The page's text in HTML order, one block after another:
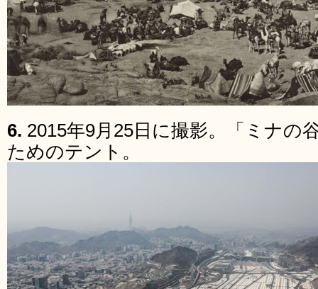
6. 2015年9月25日に撮影。「ミナの
ためのテント。